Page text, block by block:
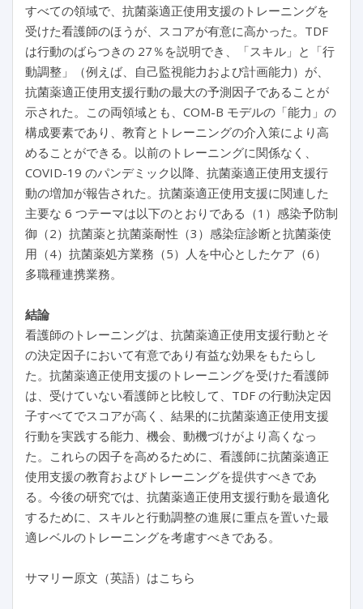
すべての領域で、抗菌薬適正使用支援のトレーニングを
受けた看護師のほうが、スコアが有意に高かった。TDF
は行動のばらつきの 27％を説明でき、「スキル」と「行
動調整」（例えば、自己監視能力および計画能力）が、
抗菌薬適正使用支援行動の最大の予測因子であることが
示された。この両領域とも、COM-B モデルの「能力」の
構成要素であり、教育とトレーニングの介入策により高
めることができる。以前のトレーニングに関係なく、
COVID-19 のパンデミック以降、抗菌薬適正使用支援行
動の増加が報告された。抗菌薬適正使用支援に関連した
主要な 6 つテーマは以下のとおりである（1）感染予防制
御（2）抗菌薬と抗菌薬耐性（3）感染症診断と抗菌薬使
用（4）抗菌薬処方業務（5）人を中心としたケア（6）
多職種連携業務。
結論
看護師のトレーニングは、抗菌薬適正使用支援行動とそ
の決定因子において有意であり有益な効果をもたらし
た。抗菌薬適正使用支援のトレーニングを受けた看護師
は、受けていない看護師と比較して、TDF の行動決定因
子すべてでスコアが高く、結果的に抗菌薬適正使用支援
行動を実践する能力、機会、動機づけがより高くなっ
た。これらの因子を高めるために、看護師に抗菌薬適正
使用支援の教育およびトレーニングを提供すべきであ
る。今後の研究では、抗菌薬適正使用支援行動を最適化
するために、スキルと行動調整の進展に重点を置いた最
適レベルのトレーニングを考慮すべきである。
サマリー原文（英語）はこちら